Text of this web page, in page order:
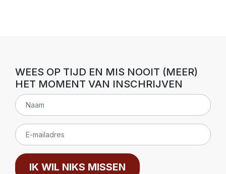
WEES OP TIJD EN MIS NOOIT (MEER)
HET MOMENT VAN INSCHRIJVEN
IK WIL NIKS MISSEN